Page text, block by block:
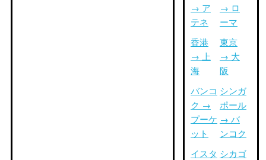
→ ア
テネ
香港
→ 上
海
バンコ
ク →
プーケ
ット
イスタ
→ ロ
ーマ
東京
→ 大
阪
シンガ
ポール
→ バ
ンコク
シカゴ